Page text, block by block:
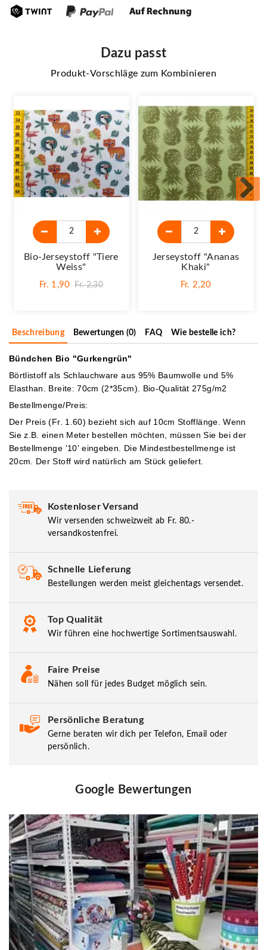
Dazu passt
Produkt-Vorschläge zum Kombinieren
Bio-Jerseystoff "Tiere
Weiss"
Fr. 1,90 Fr. 2,30
Jerseystoff "Ananas
Khaki"
Fr. 2,20
Beschreibung Bewertungen (0) FAQ Wie bestelle ich?
Bündchen Bio "Gurkengrün"
Börtlistoff als Schlauchware aus 95% Baumwolle und 5%
Elasthan. Breite: 70cm (2*35cm). Bio-Qualität 275g/m2
Bestellmenge/Preis:
Der Preis (Fr. 1.60) bezieht sich auf 10cm Stofflänge. Wenn
Sie z.B. einen Meter bestellen möchten, müssen Sie bei der
Bestellmenge '10' eingeben. Die Mindestbestellmenge ist
20cm. Der Stoff wird natürlich am Stück geliefert.
Kostenloser Versand
Wir versenden schweizweit ab Fr. 80.-
versandkostenfrei.
Schnelle Lieferung
Bestellungen werden meist gleichentags versendet.
Top Qualität
Wir führen eine hochwertige Sortimentsauswahl.
Faire Preise
Nähen soll für jedes Budget möglich sein.
Persönliche Beratung
Gerne beraten wir dich per Telefon, Email oder
persönlich.
Google Bewertungen